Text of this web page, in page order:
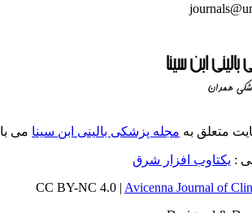
متعلق به مجله پزشکی بالینی ابن سینا می
: یکتاوب افزار شرق
Avicenna Journal of